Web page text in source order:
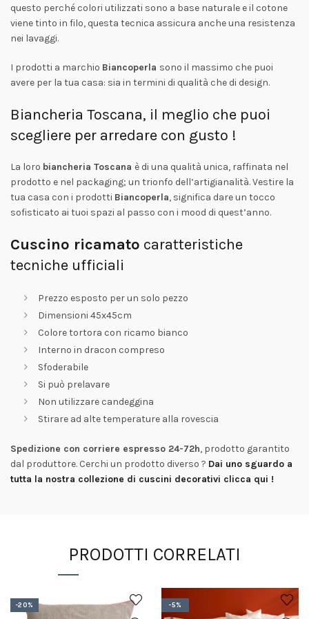
questo perché colori utilizzati sono a base naturale e il cotone
viene tinto in filo, questa tecnica assicura anche una resistenza
nei lavaggi.
I prodotti a marchio Biancoperla sono il massimo che puoi
avere per la tua casa: sia in termini di qualità che di design.
Biancheria Toscana, il meglio che puoi
scegliere per arredare con gusto !
La loro biancheria Toscana è di una qualità unica, raffinata nel
prodotto e nel packaging; un trionfo dell’artigianalità. Vestire la
tua casa con i prodotti Biancoperla, significa dare un tocco
sofisticato ai tuoi spazi al passo con i mood di quest’anno.
Cuscino ricamato caratteristiche
tecniche ufficiali
Prezzo esposto per un solo pezzo
Dimensioni 45x45cm
Colore tortora con ricamo bianco
Interno in dracon compreso
Sfoderabile
Si può prelavare
Non utilizzare candeggina
Stirare ad alte temperature alla rovescia
Spedizione con corriere espresso 24-72h, prodotto garantito
dal produttore. Cerchi un prodotto diverso ? Dai uno sguardo a
tutta la nostra collezione di cuscini decorativi clicca qui !
PRODOTTI CORRELATI
-20% -5%